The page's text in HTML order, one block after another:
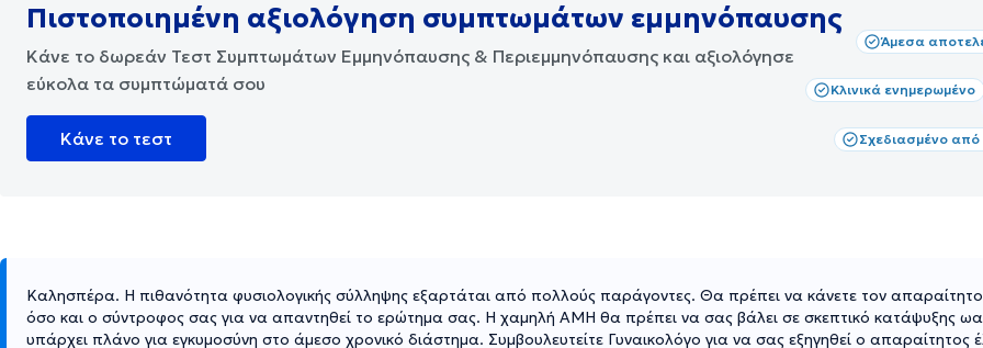
Άμεσα
Κλινικά ενημερωμένο
Σχεδιασμένο από
Πιστοποιημένη αξιολόγηση συμπτωμάτων εμμηνόπαυσης
Κάνε το δωρεάν Τεστ Συμπτωμάτων Εμμηνόπαυσης & Περιεμμηνόπαυσης και αξιολόγησε
εύκολα τα συμπτώματά σου
Κάνε το τεστ
Καλησπέρα. Η πιθανότητα φυσιολογικής σύλληψης εξαρτάται από πολλούς παράγοντες. Θα πρέπει να κάνετε τον απαραίτητο
όσο και ο σύντροφος σας για να απαντηθεί το ερώτημα σας. Η χαμηλή ΑΜΗ θα πρέπει να σας βάλει σε σκεπτικό κατάψυξης
υπάρχει πλάνο για εγκυμοσύνη στο άμεσο χρονικό διάστημα. Συμβουλευτείτε Γυναικολόγο για να σας εξηγηθεί ο απαραίτητος